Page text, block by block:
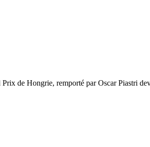
de Hongrie, remporté par Oscar Piastri